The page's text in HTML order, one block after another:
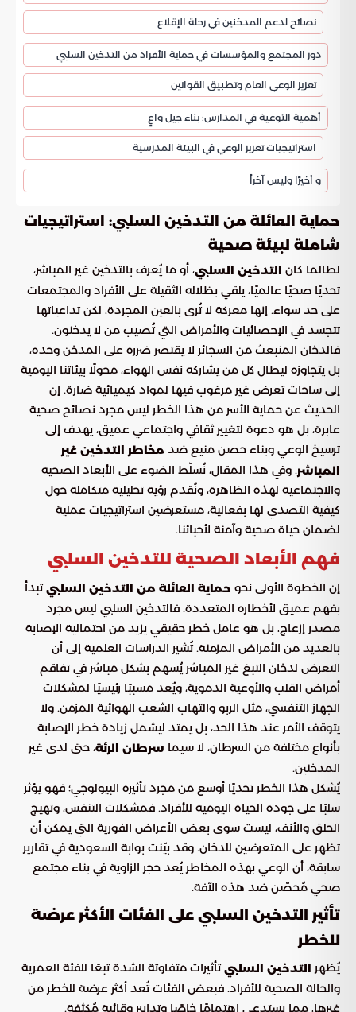
نصائح لدعم المدخنين في رحلة الإقلاع
دور المجتمع والمؤسسات في حماية الأفراد من التدخين السلبي
تعزيز الوعي العام وتطبيق القوانين
أهمية التوعية في المدارس: بناء جيل واعٍ
استراتيجيات تعزيز الوعي في البيئة المدرسية
و أخيرًا وليس آخراً
حماية العائلة من التدخين السلبي: استراتيجيات
شاملة لبيئة صحية
لطالما كان التدخين السلبي، أو ما يُعرف بالتدخين غير المباشر،
تحديًا صحيًا عالميًا، يلقي بظلاله الثقيلة على الأفراد والمجتمعات
على حد سواء. إنها معركة لا تُرى بالعين المجردة، لكن تداعياتها
تتجسد في الإحصائيات والأمراض التي تُصيب من لا يدخنون.
فالدخان المنبعث من السجائر لا يقتصر ضرره على المدخن وحده،
بل يتجاوزه ليطال كل من يشاركه نفس الهواء، محولًا بيئاتنا اليومية
إلى ساحات تعرض غير مرغوب فيها لمواد كيميائية ضارة. إن
الحديث عن حماية الأسر من هذا الخطر ليس مجرد نصائح صحية
عابرة، بل هو دعوة لتغيير ثقافي واجتماعي عميق، يهدف إلى
ترسيخ الوعي وبناء حصن منيع ضد مخاطر التدخين غير
المباشر. وفي هذا المقال، نُسلّط الضوء على الأبعاد الصحية
والاجتماعية لهذه الظاهرة، ونُقدم رؤية تحليلية متكاملة حول
كيفية التصدي لها بفعالية، مستعرضين استراتيجيات عملية
لضمان حياة صحية وآمنة لأحبائنا.
فهم الأبعاد الصحية للتدخين السلبي
إن الخطوة الأولى نحو حماية العائلة من التدخين السلبيتبدأ
بفهم عميق لأخطاره المتعددة. فالتدخين السلبي ليس مجرد
مصدر إزعاج، بل هو عامل خطر حقيقي يزيد من احتمالية الإصابة
بالعديد من الأمراض المزمنة. تُشير الدراسات العلمية إلى أن
التعرض لدخان التبغ غير المباشر يُسهم بشكل مباشر في تفاقم
أمراض القلب والأوعية الدموية، ويُعد مسببًا رئيسيًا لمشكلات
الجهاز التنفسي، مثل الربو والتهاب الشعب الهوائية المزمن. ولا
يتوقف الأمر عند هذا الحد، بل يمتد ليشمل زيادة خطر الإصابة
بأنواع مختلفة من السرطان، لا سيما سرطان الرئة، حتى لدى غير
المدخنين.
يُشكل هذا الخطر تحديًا أوسع من مجرد تأثيره البيولوجي؛ فهو يؤثر
سلبًا على جودة الحياة اليومية للأفراد. فمشكلات التنفس، وتهيج
الحلق والأنف، ليست سوى بعض الأعراض الفورية التي يمكن أن
تظهر على المتعرضين للدخان. وقد بيّنت بوابة السعودية في تقارير
سابقة، أن الوعي بهذه المخاطر يُعد حجر الزاوية في بناء مجتمع
صحي مُحصّن ضد هذه الآفة.
تأثير التدخين السلبي على الفئات الأكثر عرضة
للخطر
يُظهر التدخين السلبيتأثيرات متفاوتة الشدة تبعًا للفئة العمرية
والحالة الصحية للأفراد. فبعض الفئات تُعد أكثر عرضة للخطر من
غيرها، مما يستدعي اهتمامًا خاصًا وتدابير وقائية مُكثفة.